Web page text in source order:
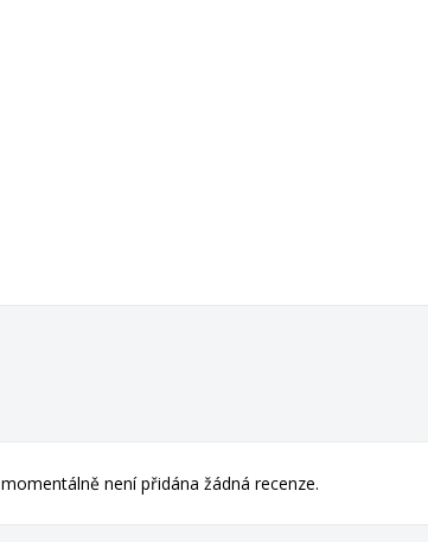
není přidána žádná recenze.